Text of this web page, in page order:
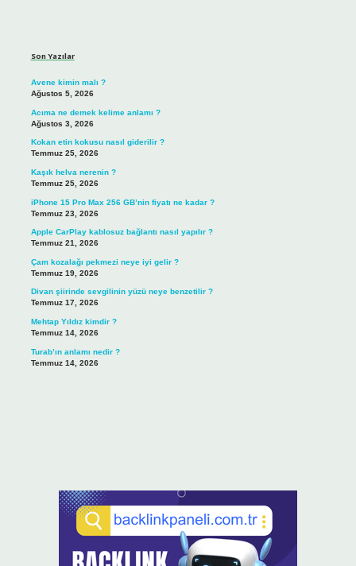
Son Yazılar
Avene kimin malı ?
Ağustos 5, 2026
Acıma ne demek kelime anlamı ?
Ağustos 3, 2026
Kokan etin kokusu nasıl giderilir ?
Temmuz 25, 2026
Kaşık helva nerenin ?
Temmuz 25, 2026
iPhone 15 Pro Max 256 GB’nin fiyatı ne kadar ?
Temmuz 23, 2026
Apple CarPlay kablosuz bağlantı nasıl yapılır ?
Temmuz 21, 2026
Çam kozalağı pekmezi neye iyi gelir ?
Temmuz 19, 2026
Divan şiirinde sevgilinin yüzü neye benzetilir ?
Temmuz 17, 2026
Mehtap Yıldız kimdir ?
Temmuz 14, 2026
Turab’ın anlamı nedir ?
Temmuz 14, 2026